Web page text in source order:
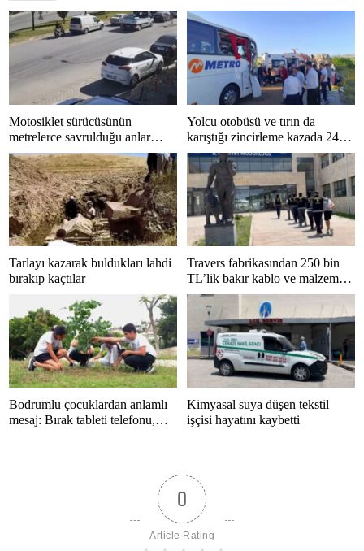
Motosiklet sürücüsünün
metrelerce savrulduğu anlar
güvenlik kamerasında
Yolcu otobüsü ve tırın da
karıştığı zincirleme kazada 24
kişi yaralandı
Tarlayı kazarak buldukları lahdi
bırakıp kaçtılar
Travers fabrikasından 250 bin
TL’lik bakır kablo ve malzeme
çalan 5 kişi tutuklandı
Bodrumlu çocuklardan anlamlı
mesaj: Bırak tableti telefonu,
Kimyasal suya düşen tekstil
işçisi hayatını kaybetti
0
Article Rating